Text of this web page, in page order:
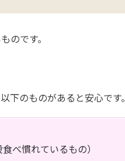
のです。
下のものがあると安心です。
べ慣れているもの）